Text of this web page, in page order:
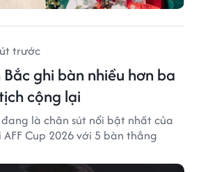
trước
ghi bàn nhiều hơn ba
cộng lại
là chân sút nổi bật nhất của
Cup 2026 với 5 bàn thắng